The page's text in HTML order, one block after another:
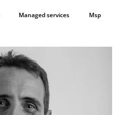
Managed services
Msp